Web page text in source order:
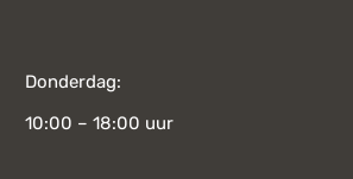
Donderdag:
10:00 – 18:00 uur